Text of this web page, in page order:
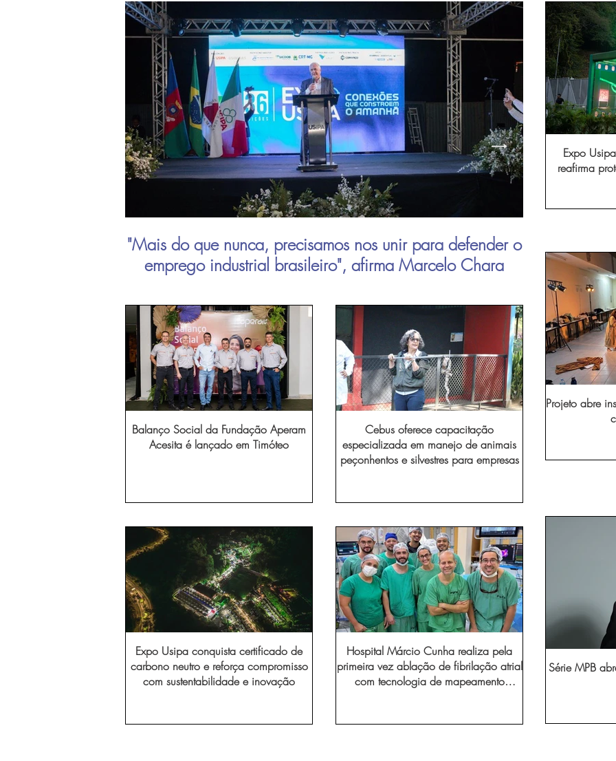
"Mais do que nunca, precisamos nos unir para defender o
emprego industrial brasileiro", afirma Marcelo Chara
viagens
Balanço Social da Fundação Aperam
Acesita é lançado em Timóteo
Cebus oferece capacitação
especializada em manejo de animais
peçonhentos e silvestres para empresas
Expo
reafirma
Projeto abre
Expo Usipa conquista certificado de
carbono neutro e reforça compromisso
com sustentabilidade e inovação
Hospital Márcio Cunha realiza pela
primeira vez ablação de fibrilação atrial
com tecnologia de mapeamento
Série MPB